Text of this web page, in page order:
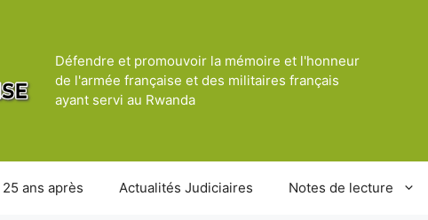
Défendre et promouvoir la mémoire et l'honneur
de l'armée française et des militaires français
ayant servi au Rwanda
25 ans après Actualités Judiciaires Notes de lecture